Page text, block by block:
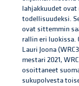
lahjakkuudet
todellisuudeksi.
ovat sittemmin
rallin eri luokissa.
Lauri Joona
mestari 2021,
osoittaneet
sukupolvesta